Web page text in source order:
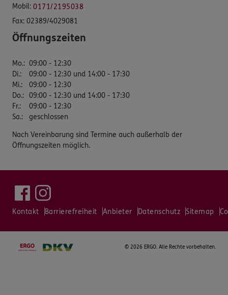
Mobil: 0171/2195038
Fax: 02389/4029081
Öffnungszeiten
Mo.: 09:00 - 12:30
Di.:
09:00 - 12:30 und 14:00 - 17:30
Mi.:
09:00 - 12:30
Do.: 09:00 - 12:30 und 14:00 - 17:30
Fr.:
09:00 - 12:30
Sa.: geschlossen
Nach Vereinbarung sind Termine auch außerhalb der
Öffnungszeiten möglich.
Kontakt Barrierefreiheit Anbieter Datenschutz Sitemap
© 2026 ERGO. Alle Rechte vorbehalten.